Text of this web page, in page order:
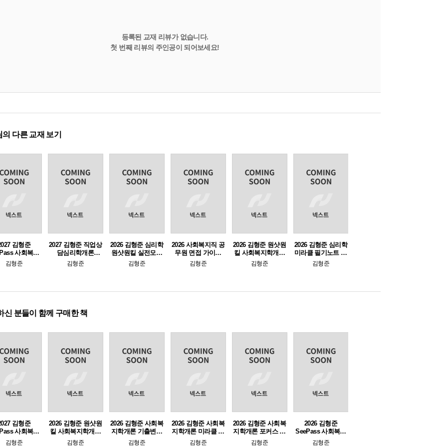
등록된 교재 리뷰가 없습니다.
첫 번째 리뷰의 주인공이 되어보세요!
다른 교재 보기
김형준
사회복지
학개론
김형준
2027 김형준 직업상
담심리학개론
SEEPASS 이론+기
출
김형준
2026 김형준 심리학
원샷원킬 실전모의
고사 (e-교재 전용)
김형준
2026 사회복지직 공
무원 면접 가이드
(책속의책)
김형준
2026 김형준 원샷원
킬 사회복지학개론
봉투모의고사(12회
분)
김형준
2026 김형준 심리학
미라클 필기노트 (e-
교재 전용)
김형준
신 분들이 함께 구매한 책
김형준
사회복지
학개론
김형준
2026 김형준 원샷원
킬 사회복지학개론
봉투모의고사(12회
김형준
2026 김형준 사회복
지학개론 기출변형
단원별 객관식 문제
김형준
2026 김형준 사회복
지학개론 미라클 필
기노트
김형준
2026 김형준 사회복
지학개론 포커스 핵
심요약집 (e-교재만
김형준
2026 김형준
SeePass 사회복지
학개론
김형준